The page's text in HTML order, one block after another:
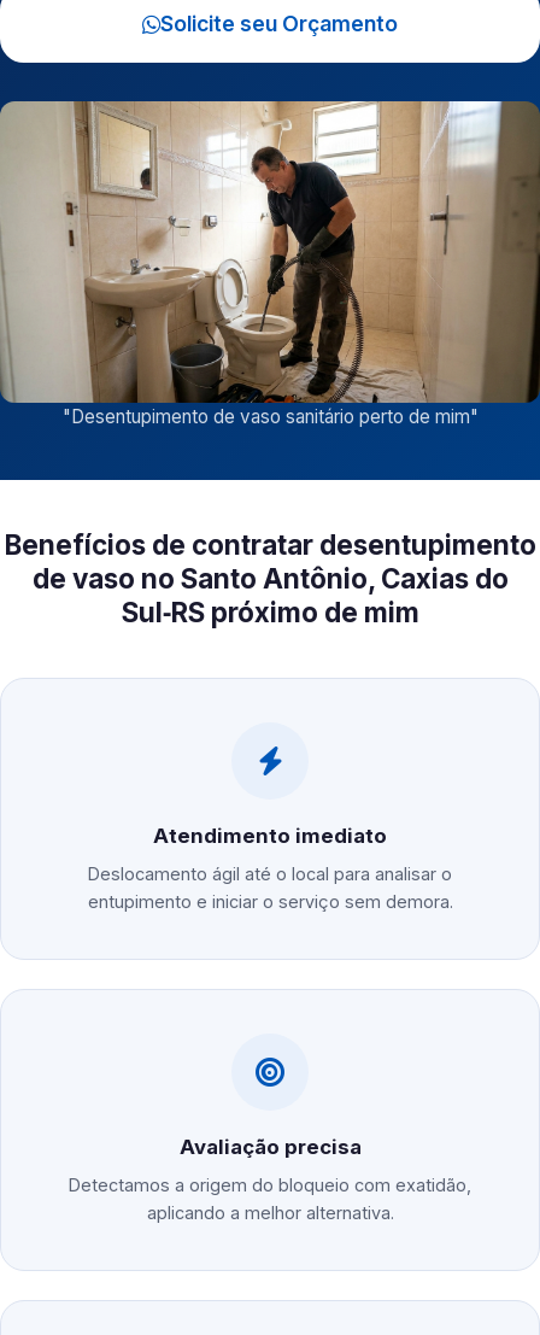
Solicite seu Orçamento
"Desentupimento de vaso sanitário perto de mim"
Benefícios de contratar desentupimento
de vaso no Santo Antônio, Caxias do
Sul‑RS próximo de mim
Atendimento imediato
Deslocamento ágil até o local para analisar o
entupimento e iniciar o serviço sem demora.
Avaliação precisa
Detectamos a origem do bloqueio com exatidão,
aplicando a melhor alternativa.